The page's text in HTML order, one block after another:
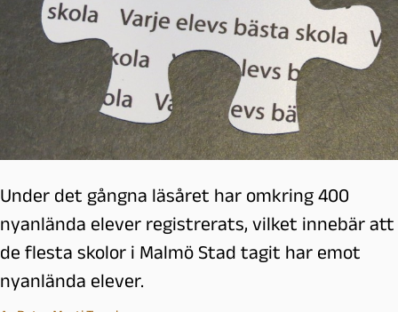
Under det gångna läsåret har omkring 400
nyanlända elever registrerats, vilket innebär att
de flesta skolor i Malmö Stad tagit har emot
nyanlända elever.